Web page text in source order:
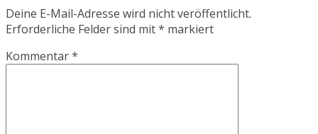
Deine E-Mail-Adresse wird nicht veröffentlicht.
Erforderliche Felder sind mit* markiert
Kommentar*